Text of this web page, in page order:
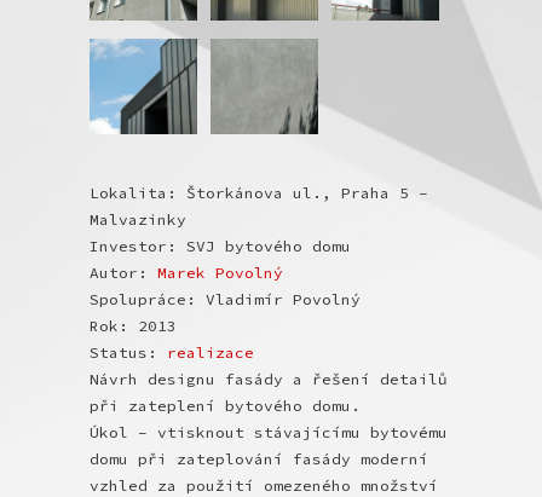
Lokalita: Štorkánova ul., Praha 5 –
Malvazinky
Investor: SVJ bytového domu
Autor: Marek Povolný
Spolupráce: Vladimír Povolný
Rok: 2013
Status: realizace
Návrh designu fasády a řešení detailů
při zateplení bytového domu.
Úkol – vtisknout stávajícímu bytovému
domu při zateplování fasády moderní
vzhled za použití omezeného množství